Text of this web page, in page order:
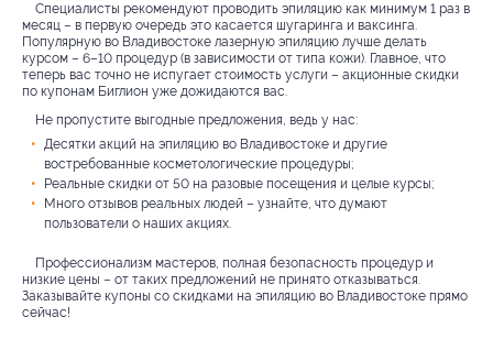
Специалисты рекомендуют проводить эпиляцию как минимум 1 раз в
месяц – в первую очередь это касается шугаринга и ваксинга.
Популярную во Владивостоке лазерную эпиляцию лучше делать
курсом – 6–10 процедур (в зависимости от типа кожи). Главное, что
теперь вас точно не испугает стоимость услуги – акционные скидки
по купонам Биглион уже дожидаются вас.
Не пропустите выгодные предложения, ведь у нас:
Десятки акций на эпиляцию во Владивостоке и другие
востребованные косметологические процедуры;
Реальные скидки от 50 на разовые посещения и целые курсы;
Много отзывов реальных людей – узнайте, что думают
пользователи о наших акциях.
Профессионализм мастеров, полная безопасность процедур и
низкие цены – от таких предложений не принято отказываться.
Заказывайте купоны со скидками на эпиляцию во Владивостоке прямо
сейчас!